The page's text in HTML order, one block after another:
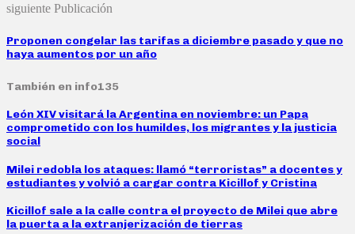
siguiente Publicación
Proponen congelar las tarifas a diciembre pasado y que no
haya aumentos por un año
También en info135
León XIV visitará la Argentina en noviembre: un Papa
comprometido con los humildes, los migrantes y la justicia
social
Milei redobla los ataques: llamó “terroristas” a docentes y
estudiantes y volvió a cargar contra Kicillof y Cristina
Kicillof sale a la calle contra el proyecto de Milei que abre
la puerta a la extranjerización de tierras